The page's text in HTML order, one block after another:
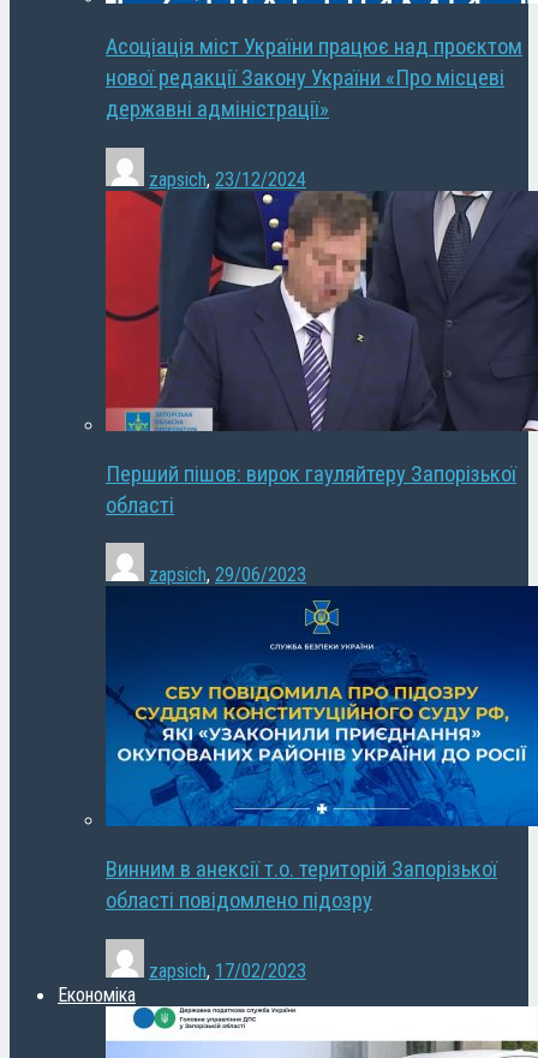
Асоціація міст України працює над проєктом
нової редакції Закону України «Про місцеві
державні адміністрації»
zapsich, 23/12/2024
Перший пішов: вирок гауляйтеру Запорізької
області
zapsich, 29/06/2023
Винним в анексії т.о. територій Запорізької
області повідомлено підозру
zapsich, 17/02/2023
Економіка